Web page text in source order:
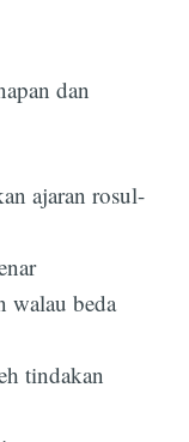
dan
ajaran rosul-
walau beda
tindakan